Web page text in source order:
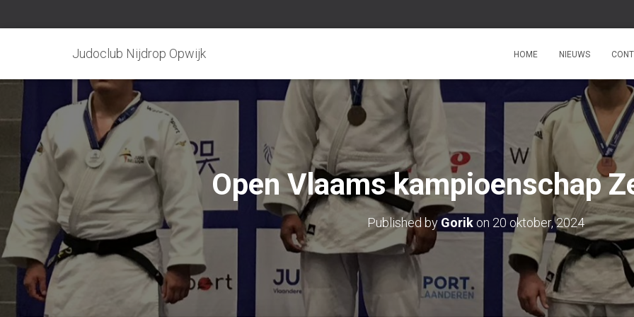
Judoclub Nijdrop Opwijk HOME NIEUWS
Open Vlaams kampioenschap
Published by Gorikon 20 oktober, 2024